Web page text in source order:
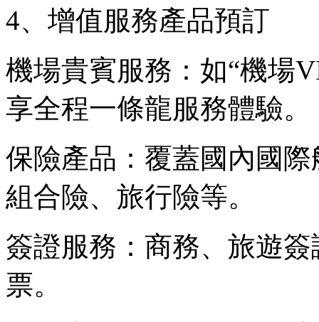
4、增值服務產品預訂
機場貴賓服務：如“機場
享全程一條龍服務體驗。
保險產品：覆蓋國內國
組合險、旅行險等。
簽證服務：商務、旅遊
票。